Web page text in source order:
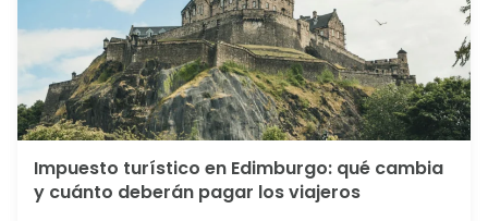
Impuesto turístico en Edimburgo: qué cambia
y cuánto deberán pagar los viajeros